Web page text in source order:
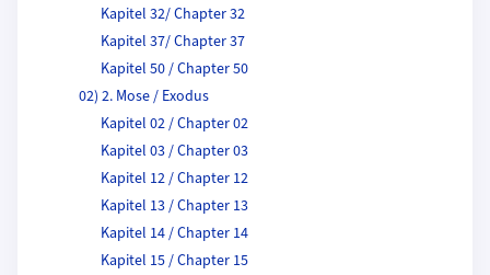
Kapitel 32/ Chapter 32
Kapitel 37/ Chapter 37
Kapitel 50 / Chapter 50
02) 2. Mose / Exodus
Kapitel 02 / Chapter 02
Kapitel 03 / Chapter 03
Kapitel 12 / Chapter 12
Kapitel 13 / Chapter 13
Kapitel 14 / Chapter 14
Kapitel 15 / Chapter 15